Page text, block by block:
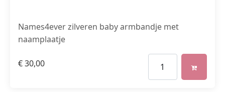
Names4ever zilveren baby armbandje met
naamplaatje
€30,00